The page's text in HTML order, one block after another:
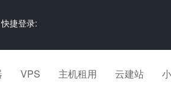
快捷登录:
VPS 主机租用 云建站